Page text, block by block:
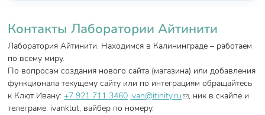
Контакты Лаборатории Айтинити
Лаборатория Айтинити. Находимся в Калининграде – работаем
по всему миру.
По вопросам создания нового сайта (магазина) или добавления
функционала текущему сайту или по интеграциям обращайтесь
к Клют Ивану:+7 921 711 3460 ivan@itinity.ru(link sends e-mail)
, ник в скайпе и
телеграме: ivanklut, вайбер по номеру.